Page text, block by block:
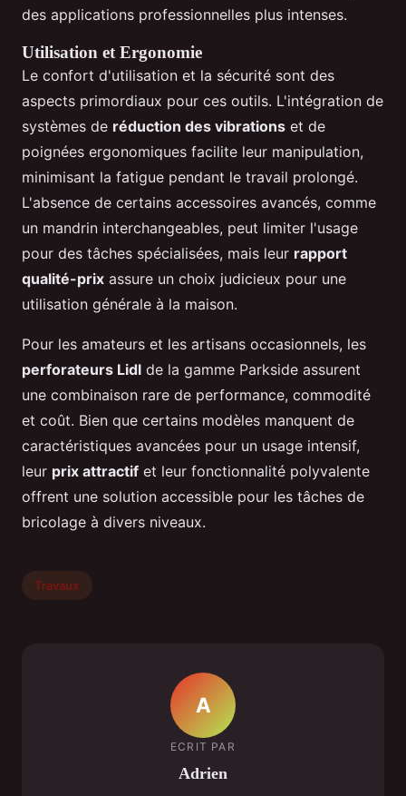
des applications professionnelles plus intenses.
Utilisation et Ergonomie
Le confort d'utilisation et la sécurité sont des
aspects primordiaux pour ces outils. L'intégration de
systèmes de réduction des vibrations et de
poignées ergonomiques facilite leur manipulation,
minimisant la fatigue pendant le travail prolongé.
L'absence de certains accessoires avancés, comme
un mandrin interchangeables, peut limiter l'usage
pour des tâches spécialisées, mais leur rapport
qualité-prix assure un choix judicieux pour une
utilisation générale à la maison.
Pour les amateurs et les artisans occasionnels, les
perforateurs Lidl de la gamme Parkside assurent
une combinaison rare de performance, commodité
et coût. Bien que certains modèles manquent de
caractéristiques avancées pour un usage intensif,
leur prix attractif et leur fonctionnalité polyvalente
offrent une solution accessible pour les tâches de
bricolage à divers niveaux.
Travaux
A
ECRIT PAR
Adrien